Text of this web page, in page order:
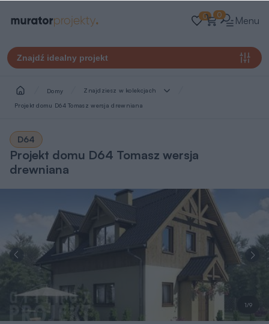
0 0 Menu
Znajdź idealny projekt
Domy Znajdziesz w kolekcjach
Projekt domu D64 Tomasz wersja drewniana
D64
Projekt domu D64 Tomasz wersja
drewniana
1/9